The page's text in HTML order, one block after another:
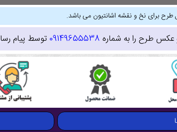
طرح برای نخ و نقشه اشانتیون می باشد.
عکس طرح را به شماره 09149655538توسط پیام